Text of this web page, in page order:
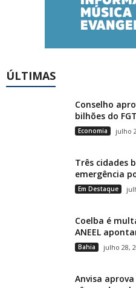
ÚLTIMAS
Conselho
bilhões do
Economia julho
Três cidades
emergência
Em Destaque
Coelba é
ANEEL
Bahia julho 28,
Anvisa